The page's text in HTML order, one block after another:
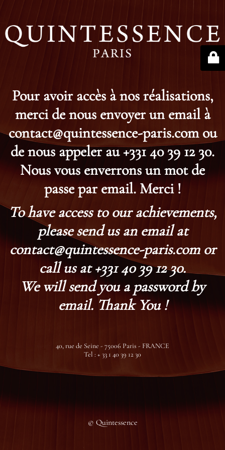
Pour avoir accès à nos réalisations,
merci de nous envoyer un email à
contact@quintessence-paris.com ou
de nous appeler au +331 40 39 12 30.
Nous vous enverrons un mot de
passe par email. Merci !
To have access to our achievements,
please send us an email at
contact@quintessence-paris.com or
call us at +331 40 39 12 30.
We will send you a password by
email. Thank You !
40, rue de Seine - 75006 Paris - FRANCE
Tel : + 33 1 40 39 12 30
© Quintessence